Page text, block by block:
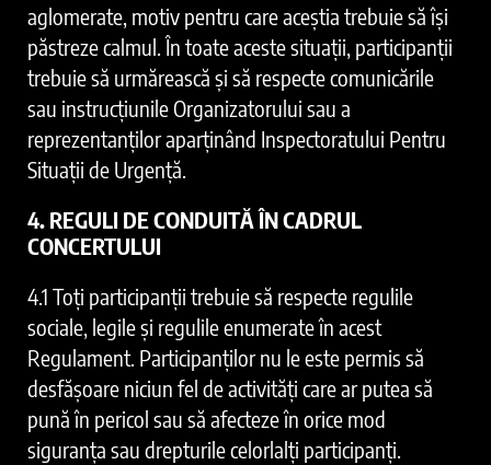
aglomerate, motiv pentru care aceştia trebuie să îşi
păstreze calmul. În toate aceste situaţii, participanţii
trebuie să urmărească şi să respecte comunicările
sau instrucţiunile Organizatorului sau a
reprezentanţilor aparţinând Inspectoratului Pentru
Situaţii de Urgență.
4. REGULI DE CONDUITĂ ÎN CADRUL
CONCERTULUI
4.1 Toţi participanţii trebuie să respecte regulile
sociale, legile şi regulile enumerate în acest
Regulament. Participanţilor nu le este permis să
desfăşoare niciun fel de activităţi care ar putea să
pună în pericol sau să afecteze în orice mod
siguranţa sau drepturile celorlalţi participanţi.